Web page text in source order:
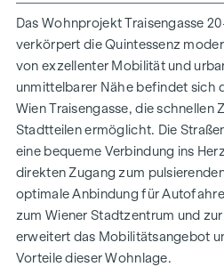
Fußbodenheizung, gespeist
Fernwärme, für ein behagliches
Außenliegender, elektrischer
Klimaanlagen in den
gewährleisten ein angenehmes
den heißesten Tagen.
AUSSTATTUNG
Eichenparkettböden
Stilvolle Markenfliesen
Außenliegender, elektrischer
Klimaanlage im DG
Das Wohnprojekt Traisengasse
verkörpert die Quintessenz
von exzellenter Mobilität und
unmittelbarer Nähe befindet sich
Wien Traisengasse, die schnellen
Stadtteilen ermöglicht. Die
eine bequeme Verbindung ins
direkten Zugang zum
optimale Anbindung für
zum Wiener Stadtzentrum und
erweitert das Mobilitätsangebot
Vorteile dieser Wohnlage.